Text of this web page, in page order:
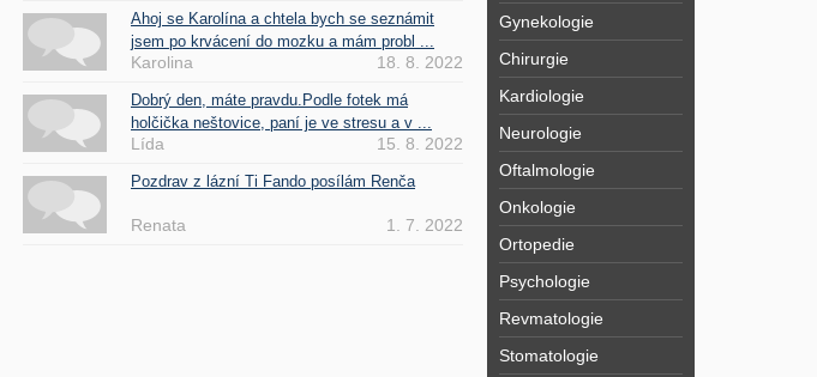
Ahoj se Karolína a chtela bych se seznámit
jsem po krvácení do mozku a mám probl ...
Karolina 18. 8. 2022
Dobrý den, máte pravdu.Podle fotek má
holčička neštovice, paní je ve stresu a v ...
Lída 15. 8. 2022
Pozdrav z lázní Ti Fando posílám Renča
Renata 1. 7. 2022
Gynekologie
Chirurgie
Kardiologie
Neurologie
Oftalmologie
Onkologie
Ortopedie
Psychologie
Revmatologie
Stomatologie